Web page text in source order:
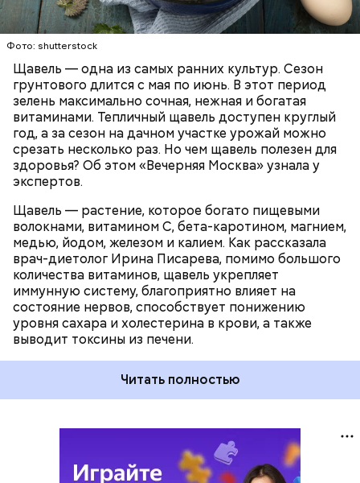
Фото: shutterstock
Щавель — одна из самых ранних культур. Сезон
грунтового длится с мая по июнь. В этот период
зелень максимально сочная, нежная и богатая
витаминами. Тепличный щавель доступен круглый
год, а за сезон на дачном участке урожай можно
срезать несколько раз. Но чем щавель полезен для
здоровья? Об этом «Вечерняя Москва» узнала у
экспертов.
Щавель — растение, которое богато пищевыми
волокнами, витамином С, бета-каротином, магнием,
медью, йодом, железом и калием. Как рассказала
врач-диетолог Ирина Писарева, помимо большого
количества витаминов, щавель укрепляет
иммунную систему, благоприятно влияет на
состояние нервов, способствует понижению
уровня сахара и холестерина в крови, а также
выводит токсины из печени.
Опасность же щавеля состоит в том, что он
содержит большое количество щавелевой кислоты,
которая может способствовать образованию
Читать полностью
ЗДОРОВЬЕ ВРАЧИ
РАСТЕНИЯ
ПРОДУКТЫ
— Я советую есть не более одного зубчика чеснока
в сыром виде в день. Тем не менее некоторым
людям стоит вообще отказаться от данного
продукта. Например, тем, у кого есть проблемы с
желудочно-кишечным трактом. Эфирные масла
оказывают раздражающее действие на слизистые
оболочки кишечника и могут вызвать обострение,
По словам эксперта, чеснок хорошо разжижает
кровь, поэтому его полезно есть людям с